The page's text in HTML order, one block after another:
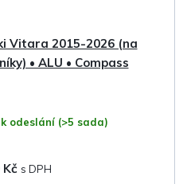
Vitara 2015-2026 (na
• ALU • Compass
k odeslání (>5 sada)
Kč